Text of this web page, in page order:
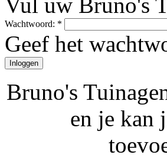
Wachtwoord: *
Geef het
Bruno's
en je kan